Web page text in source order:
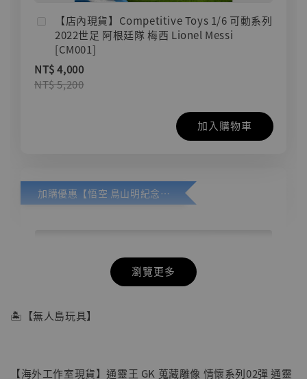
【店內現貨】Competitive Toys 1/6 可動系列
2022世足 阿根廷隊 梅西 Lionel Messi
[CM001]
NT$ 4,000
NT$ 5,200
加入購物車
加購優惠【悟空 鳥山明紀念款 [奇蹟工作室]】
瀏覽更多
🏝【無人島玩具】
【海外工作室現貨】通靈王 GK 蒐藏雕像 情懷系列02彈 通靈